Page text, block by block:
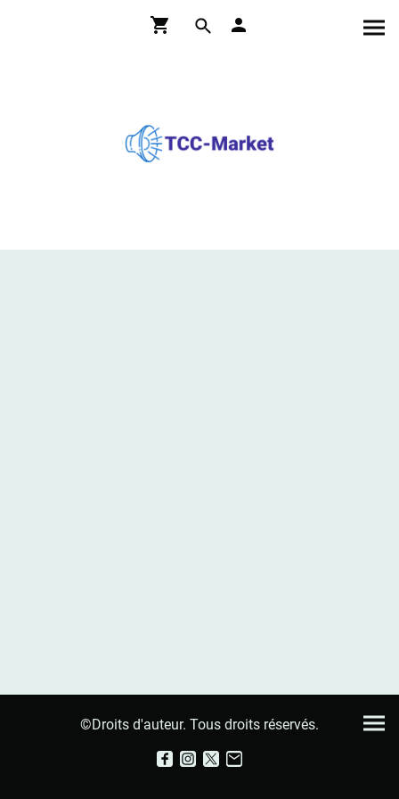
©Droits d'auteur. Tous droits réservés.